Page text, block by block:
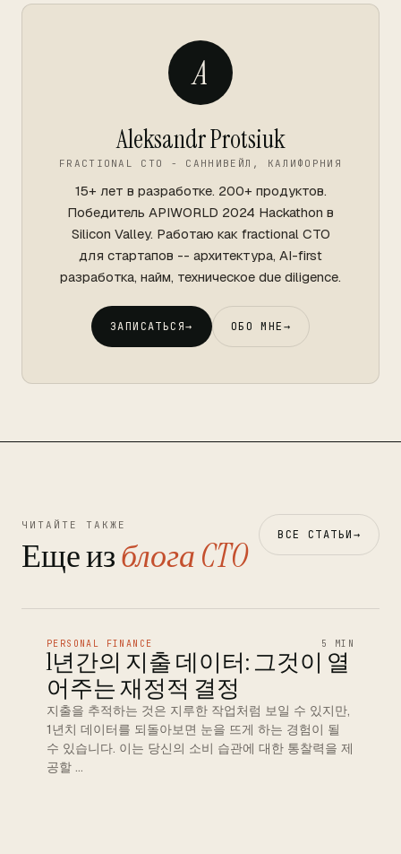
A
Aleksandr Protsiuk
FRACTIONAL CTO - САННИВЕЙЛ, КАЛИФОРНИЯ
15+ лет в разработке. 200+ продуктов.
Победитель APIWORLD 2024 Hackathon в
Silicon Valley. Работаю как fractional CTO
для стартапов -- архитектура, AI-first
разработка, найм, техническое due diligence.
ЗАПИСАТЬСЯ→ ОБО МНЕ→
ЧИТАЙТЕ ТАКЖЕ
Еще изблога CTO ВСЕ СТАТЬИ→
PERSONAL FINANCE 5 MIN
1년간의 지출 데이터: 그것이 열
어주는 재정적 결정
지출을 추적하는 것은 지루한 작업처럼 보일 수 있지만,
1년치 데이터를 되돌아보면 눈을 뜨게 하는 경험이 될
수 있습니다. 이는 당신의 소비 습관에 대한 통찰력을 제
공할 …